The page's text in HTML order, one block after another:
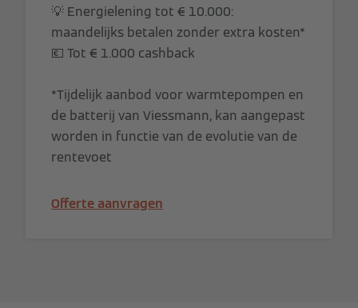
💡 Energielening tot € 10.000:
maandelijks betalen zonder extra kosten*
💶 Tot € 1.000 cashback
*Tijdelijk aanbod voor warmtepompen en
de batterij van Viessmann, kan aangepast
worden in functie van de evolutie van de
rentevoet
Offerte aanvragen